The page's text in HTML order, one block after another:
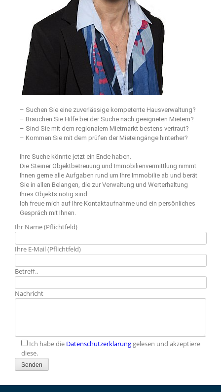
– Suchen Sie eine zuverlässige kompetente Hausverwaltung?
– Brauchen Sie Hilfe bei der Suche nach geeigneten Mietern?
– Sind Sie mit dem regionalem Mietmarkt bestens vertraut?
– Kommen Sie mit dem prüfen der Mieteingänge hinterher?
Ihre Suche könnte jetzt ein Ende haben.
Die Steiner Objektbetreuung und Immobilienvermittlung nimmt
Ihnen gerne alle Aufgaben rund um Ihre Immobilie ab und berät
Sie in allen Belangen, die zur Verwaltung und Werterhaltung
Ihres Objekts nötig sind.
Ich freue mich auf Ihre Kontaktaufnahme und ein persönliches
Gespräch mit Ihnen.
Ihr Name (Pflichtfeld)
Ihre E-Mail (Pflichtfeld)
Betreff..
Nachricht
Ich habe die Datenschutzerklärung gelesen und akzeptiere
diese.